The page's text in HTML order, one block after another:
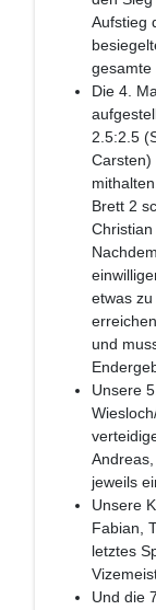
Aufstieg
gesamte
Die 4.
2.5:2.5
Carsten)
Brett 2
Christian
etwas
und
Unsere
jeweils
Unsere
Fabian,
letztes
Und die